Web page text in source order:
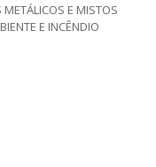
E MISTOS
E INCÊNDIO